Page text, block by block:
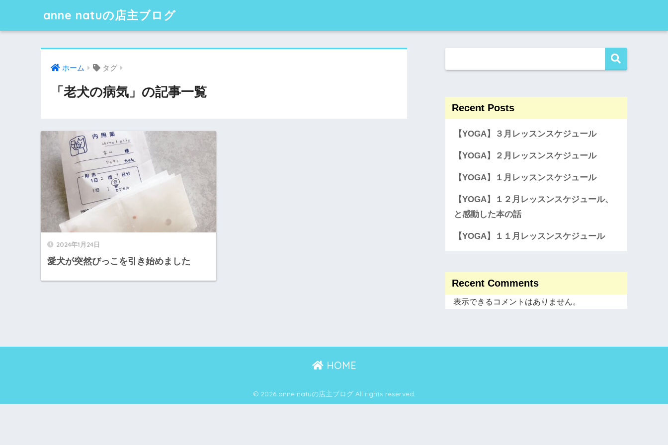
anne natuの店主ブログ
ホーム タグ
「老犬の病気」の記事一覧
2024年1月24日
愛犬が突然びっこを引き始めました
Recent Posts
【YOGA】３月レッスンスケジュール
【YOGA】２月レッスンスケジュール
【YOGA】１月レッスンスケジュール
【YOGA】１２月レッスンスケジュール、
と感動した本の話
【YOGA】１１月レッスンスケジュール
Recent Comments
表示できるコメントはありません。
HOME
© 2026 anne natuの店主ブログ All rights reserved.